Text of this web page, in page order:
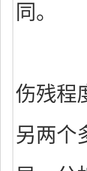
同。
伤残程
另两个